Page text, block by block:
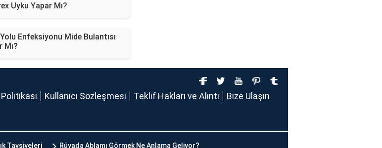
Uyku Yapar Mı?
Enfeksiyonu Mide Bulantısı
Mı?
Kullanıcı Sözleşmesi Teklif Hakları ve Alıntı Bize Ulaşın
Tavsiyeleri Rüyada Ablamı Görmek Ne Anlama Geliyor?